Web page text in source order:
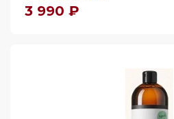
3 990 ₽